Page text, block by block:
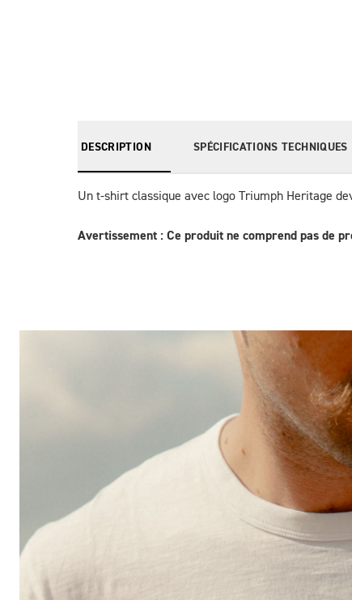
DESCRIPTION SPÉCIFICATIONS TECHNIQUES
Un t-shirt classique avec logo Triumph Heritage
Avertissement : Ce produit ne comprend pas de